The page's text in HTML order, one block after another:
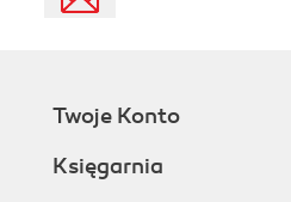
Twoje Konto
Księgarnia